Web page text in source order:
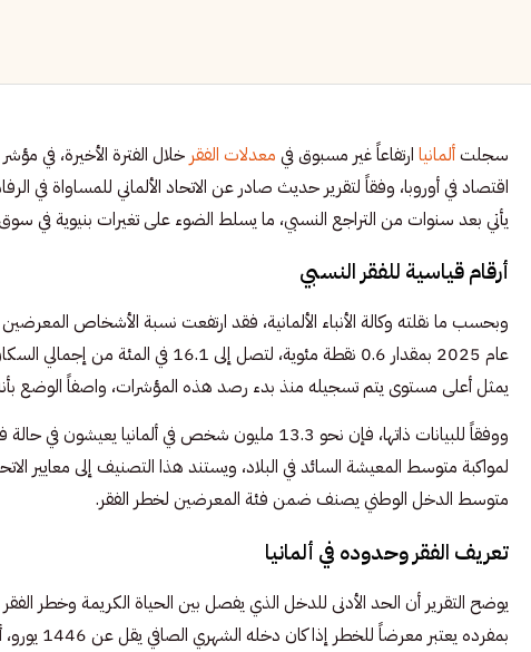
سجلت ألمانيا ارتفاعاً غير مسبوق في معدلات الفقر خلال الفترة الأخيرة، في
اقتصاد في أوروبا، وفقاً لتقرير حديث صادر عن الاتحاد الألماني للمساواة في
يأتي بعد سنوات من التراجع النسبي، ما يسلط الضوء على تغيرات بنيوية في
أرقام قياسية للفقر النسبي
وبحسب ما نقلته وكالة الأنباء الألمانية، فقد ارتفعت نسبة الأشخاص
عام 2025 بمقدار 0.6 نقطة مئوية، لتصل
يمثل أعلى مستوى يتم تسجيله منذ بدء رصد هذه المؤشرات، واصفاً الوضع
ووفقاً للبيانات ذاتها، فإن نحو 13.3 مليون شخص في
متوسط الدخل الوطني يصنف ضمن فئة المعرضين لخطر الفقر.
تعريف الفقر وحدوده في ألمانيا
يوضح التقرير أن الحد الأدنى للدخل الذي يفصل بين الحياة الكريمة وخطر الفقر
بمفرده